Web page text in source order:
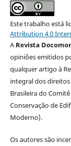
Este trabalho está
Attribution 4.0
ARevista
opiniões emitidos
qualquer artigo à
integral dos
Brasileira do
Conservação de
Moderno).
Os autores são